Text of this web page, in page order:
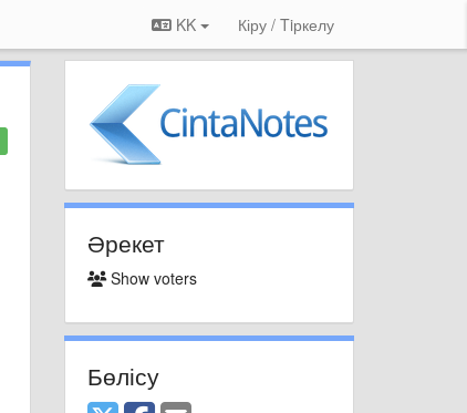
KK Кіру / Tiркелу
Әрекет
Show voters
Бөлісу